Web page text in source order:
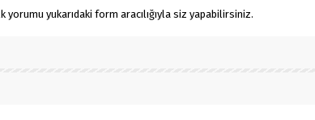
yorumu yukarıdaki form aracılığıyla siz yapabilirsiniz.